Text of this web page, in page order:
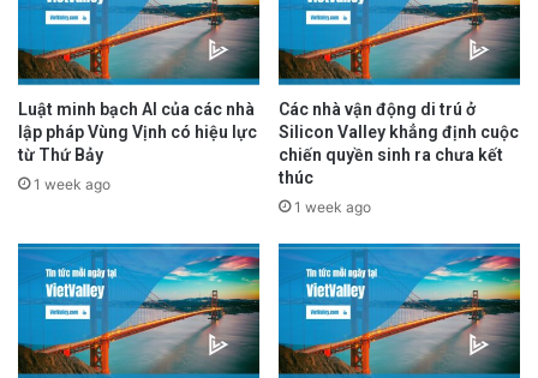
Luật minh bạch AI của các nhà
lập pháp Vùng Vịnh có hiệu lực
từ Thứ Bảy
1 week ago
Các nhà vận động di trú ở
Silicon Valley khẳng định cuộc
chiến quyền sinh ra chưa kết
thúc
1 week ago